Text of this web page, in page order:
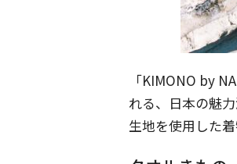
「KIMONO by
れる、日本の魅
生地を使用した着